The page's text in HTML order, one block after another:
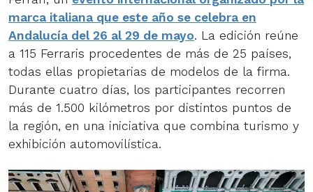
marca italiana que este año se celebra en
Andalucía del 26 al 29 de mayo. La edición reúne
a 115 Ferraris procedentes de más de 25 países,
todas ellas propietarias de modelos de la firma.
Durante cuatro días, los participantes recorren
más de 1.500 kilómetros por distintos puntos de
la región, en una iniciativa que combina turismo y
exhibición automovilística.